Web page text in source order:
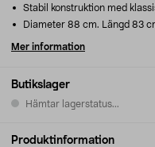
Butikslager
Hämtar lagerstatus...
Stabil konstruktion med
Diameter 88 cm. Längd 83
Mer information
Produktinformation